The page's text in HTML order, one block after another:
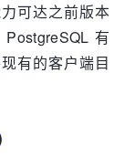
可达之前版本
有
有的客户端目